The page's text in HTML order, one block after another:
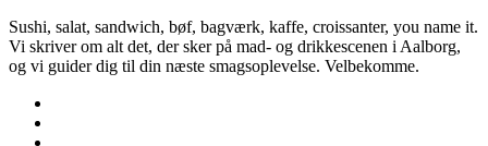
Sushi, salat, sandwich, bøf, bagværk, kaffe, croissanter, you name it.
Vi skriver om alt det, der sker på mad- og drikkescenen i Aalborg,
og vi guider dig til din næste smagsoplevelse. Velbekomme.